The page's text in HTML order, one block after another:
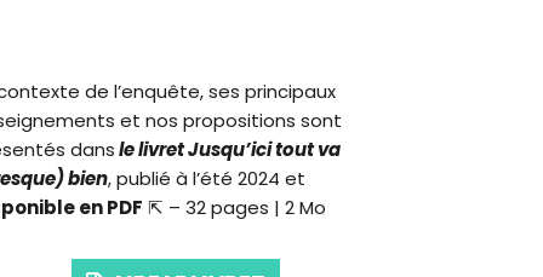
de l’enquête, ses principaux
et nos propositions sont
dansle livret Jusqu’ici tout va
bien, publié à l’été 2024 et
en PDF ⇱ – 32 pages | 2 Mo